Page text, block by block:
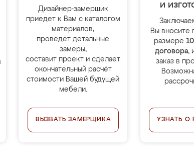
Дизайнер-замерщик
приедет к Вам с каталогом
материалов,
проведёт детальные
замеры,
составит проект и сделает
окончательный расчёт
стоимости Вашей будущей
мебели.
ВЫЗВАТЬ ЗАМЕРЩИКА
и
Вы вносите
размере
договора,
заказ в
УЗНАТЬ О